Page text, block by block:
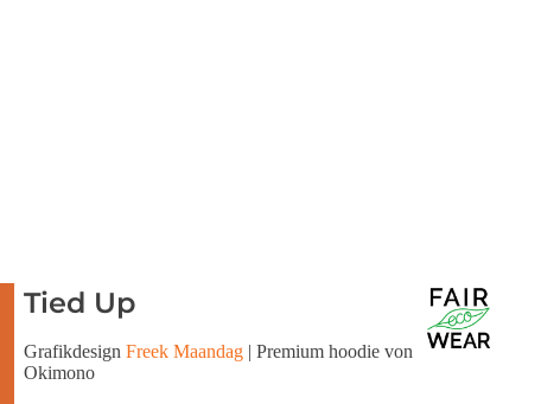
Tied Up
Grafikdesign Freek Maandag | Premium hoodie von
Okimono